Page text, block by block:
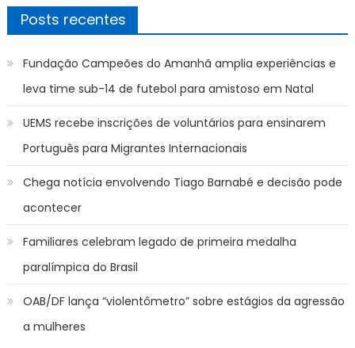
Posts recentes
Fundação Campeões do Amanhã amplia experiências e
leva time sub-14 de futebol para amistoso em Natal
UEMS recebe inscrições de voluntários para ensinarem
Português para Migrantes Internacionais
Chega notícia envolvendo Tiago Barnabé e decisão pode
acontecer
Familiares celebram legado de primeira medalha
paralímpica do Brasil
OAB/DF lança “violentômetro” sobre estágios da agressão
a mulheres